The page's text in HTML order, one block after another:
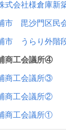
式会社様倉庫新
浦市 毘沙門区
市 うらり外階
商工会議所④
商工会議所③
商工会議所②
商工会議所①